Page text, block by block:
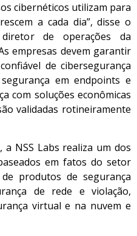
cibernéticos utilizam para
a cada dia”, disse o
de operações da
empresas devem garantir
de cibersegurança
em endpoints e
com soluções econômicas
validadas rotineiramente
a NSS Labs realiza um dos
em fatos do setor
produtos de segurança
de rede e violação,
virtual e na nuvem e